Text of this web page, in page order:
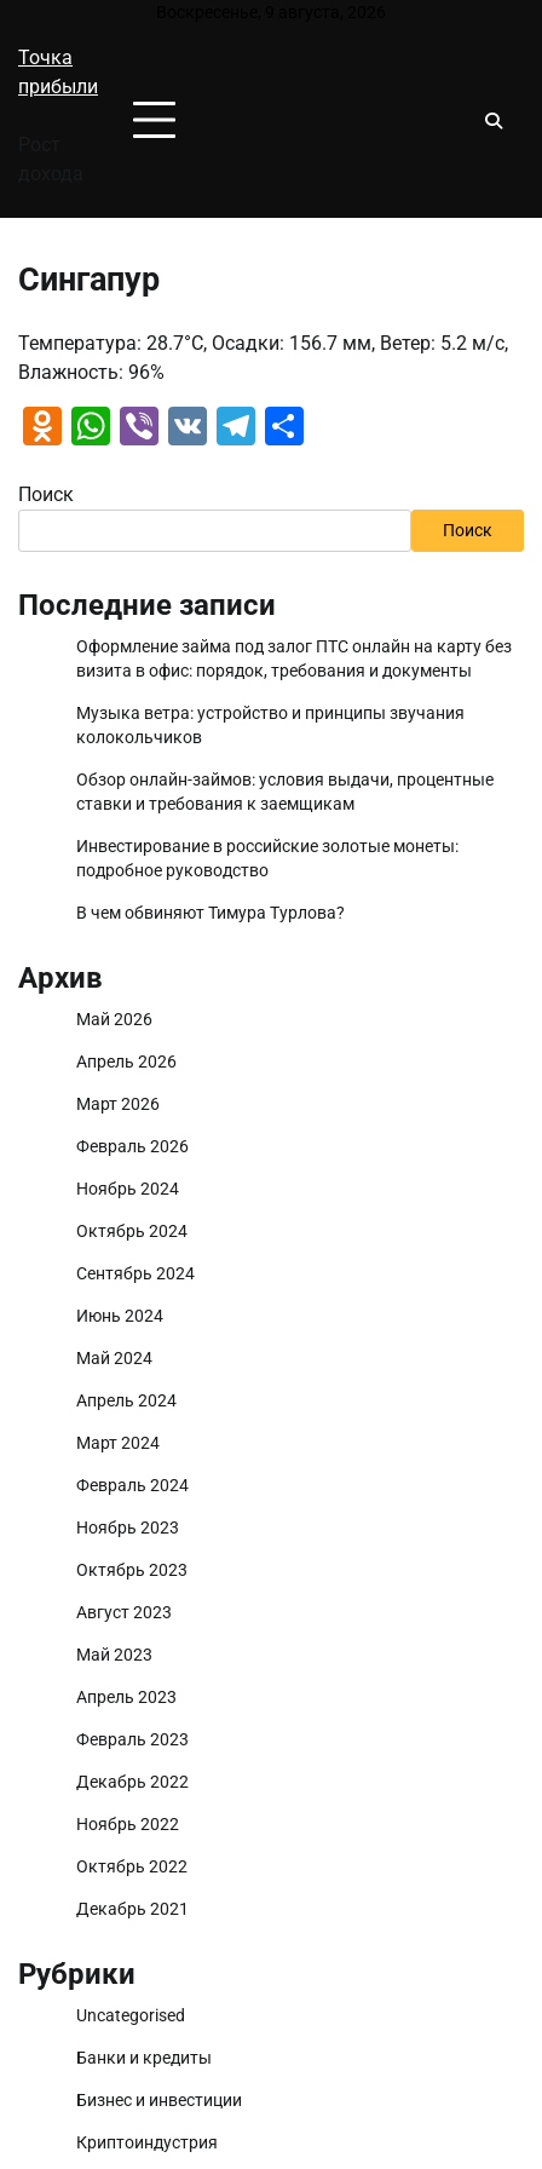
содержимому
Точка
прибыли
Сингапур
Температура: 28.7°C, Осадки: 156.7 мм, Ветер: 5.2 м/с,
Влажность: 96%
Odnoklassniki
WhatsApp
Viber
VK Telegram
Поиск
Поиск
Последние записи
Оформление займа под залог ПТС онлайн на карту без
визита в офис: порядок, требования и документы
Музыка ветра: устройство и принципы звучания
колокольчиков
Обзор онлайн-займов: условия выдачи, процентные
ставки и требования к заемщикам
Инвестирование в российские золотые монеты:
подробное руководство
В чем обвиняют Тимура Турлова?
Архив
Май 2026
Апрель 2026
Март 2026
Февраль 2026
Ноябрь 2024
Октябрь 2024
Сентябрь 2024
Июнь 2024
Май 2024
Апрель 2024
Март 2024
Февраль 2024
Ноябрь 2023
Октябрь 2023
Август 2023
Май 2023
Апрель 2023
Февраль 2023
Декабрь 2022
Ноябрь 2022
Октябрь 2022
Декабрь 2021
Рубрики
Uncategorised
Банки и кредиты
Бизнес и инвестиции
Криптоиндустрия